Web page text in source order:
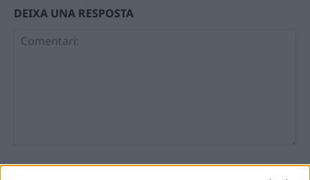
DEIXA UNA RESPOSTA